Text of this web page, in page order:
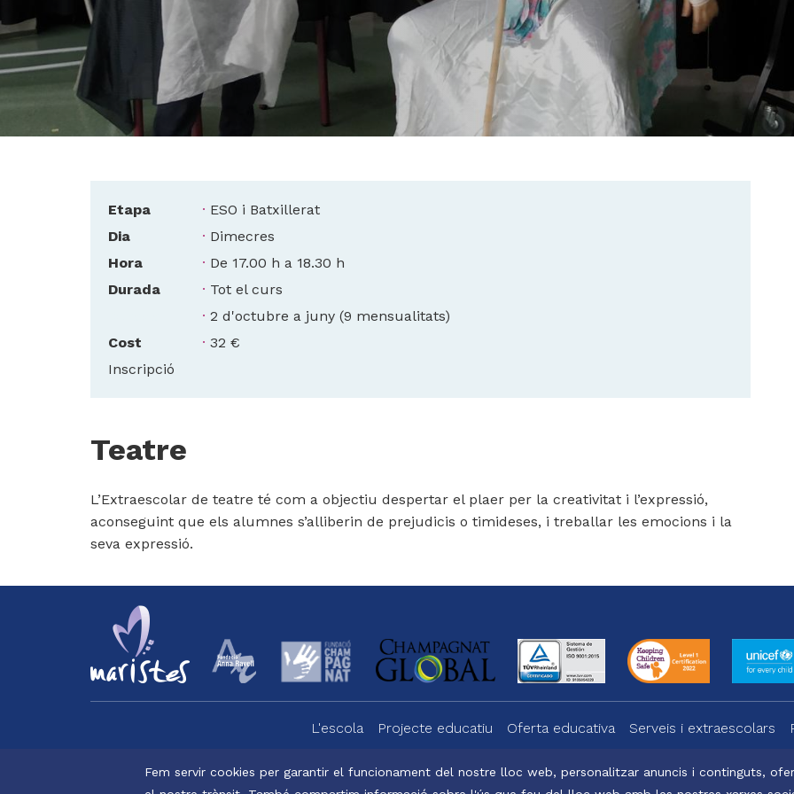
Etapa
ESO i Batxillerat
Dia
Dimecres
Hora
De 17.00 h a 18.30 h
Durada
Tot el curs
2 d'octubre a juny (9 mensualitats)
Cost
32 €
Inscripció
Teatre
L’Extraescolar de teatre té com a objectiu despertar el plaer per la creativitat i l’expressió,
aconseguint que els alumnes s’alliberin de prejudicis o timideses, i treballar les emocions i la
seva expressió.
Fem servir cookies per garantir el funcionament del nostre lloc web, personalitzar anuncis i continguts,
footer
L'escola Projecte educatiu Oferta educativa Serveis i extraescolars